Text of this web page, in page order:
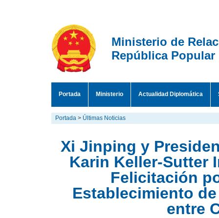
Ministerio de
República Popular
Portada Ministerio Actualidad Diplomática
Portada > Últimas Noticias
Xi Jinping y
Karin Keller-Sutter
Felicitación
Establecimiento
entre